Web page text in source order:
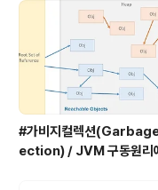
#가비지컬렉션(Garbage
ection) / JVM 구동원리